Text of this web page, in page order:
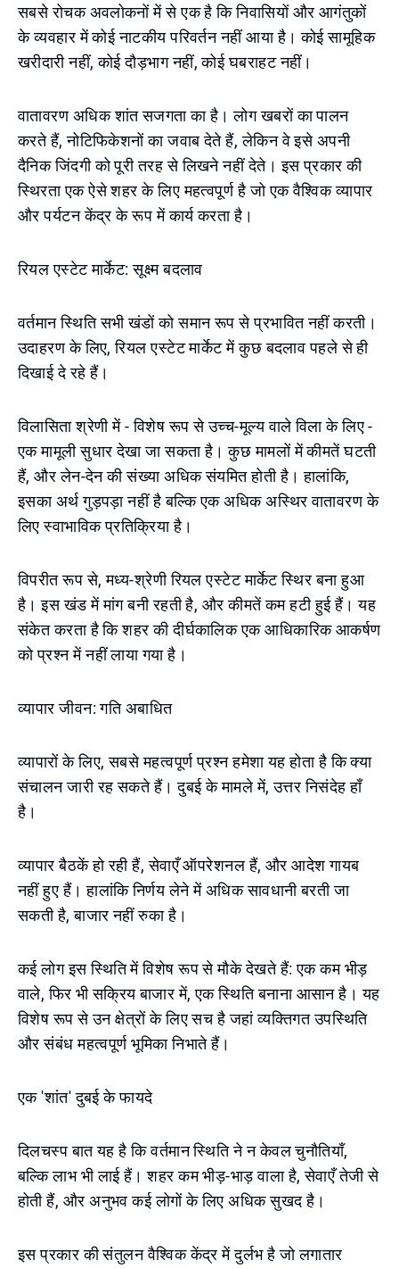
सबसे रोचक अवलोकनों में से एक है कि निवासियों और आगंतुकों
के व्यवहार में कोई नाटकीय परिवर्तन नहीं आया है। कोई सामूहिक
खरीदारी नहीं, कोई दौड़भाग नहीं, कोई घबराहट नहीं।
वातावरण अधिक शांत सजगता का है। लोग खबरों का पालन
करते हैं, नोटिफिकेशनों का जवाब देते हैं, लेकिन वे इसे अपनी
दैनिक जिंदगी को पूरी तरह से लिखने नहीं देते। इस प्रकार की
स्थिरता एक ऐसे शहर के लिए महत्वपूर्ण है जो एक वैश्विक व्यापार
और पर्यटन केंद्र के रूप में कार्य करता है।
रियल एस्टेट मार्केट: सूक्ष्म बदलाव
वर्तमान स्थिति सभी खंडों को समान रूप से प्रभावित नहीं करती।
उदाहरण के लिए, रियल एस्टेट मार्केट में कुछ बदलाव पहले से ही
दिखाई दे रहे हैं।
विलासिता श्रेणी में - विशेष रूप से उच्च-मूल्य वाले विला के लिए -
एक मामूली सुधार देखा जा सकता है। कुछ मामलों में कीमतें घटती
हैं, और लेन-देन की संख्या अधिक संयमित होती है। हालांकि,
इसका अर्थ गुड़पड़ा नहीं है बल्कि एक अधिक अस्थिर वातावरण के
लिए स्वाभाविक प्रतिक्रिया है।
विपरीत रूप से, मध्य-श्रेणी रियल एस्टेट मार्केट स्थिर बना हुआ
है। इस खंड में मांग बनी रहती है, और कीमतें कम हटी हुई हैं। यह
संकेत करता है कि शहर की दीर्घकालिक एक आधिकारिक आकर्षण
को प्रश्न में नहीं लाया गया है।
व्यापार जीवन: गति अबाधित
व्यापारों के लिए, सबसे महत्वपूर्ण प्रश्न हमेशा यह होता है कि क्या
संचालन जारी रह सकते हैं। दुबई के मामले में, उत्तर निसंदेह हाँ
है।
व्यापार बैठकें हो रही हैं, सेवाएँ ऑपरेशनल हैं, और आदेश गायब
नहीं हुए हैं। हालांकि निर्णय लेने में अधिक सावधानी बरती जा
सकती है, बाजार नहीं रुका है।
कई लोग इस स्थिति में विशेष रूप से मौके देखते हैं: एक कम भीड़
वाले, फिर भी सक्रिय बाजार में, एक स्थिति बनाना आसान है। यह
विशेष रूप से उन क्षेत्रों के लिए सच है जहां व्यक्तिगत उपस्थिति
और संबंध महत्वपूर्ण भूमिका निभाते हैं।
एक 'शांत' दुबई के फायदे
दिलचस्प बात यह है कि वर्तमान स्थिति ने न केवल चुनौतियाँ,
बल्कि लाभ भी लाई हैं। शहर कम भीड़-भाड़ वाला है, सेवाएँ तेजी से
होती हैं, और अनुभव कई लोगों के लिए अधिक सुखद है।
इस प्रकार की संतुलन वैश्विक केंद्र में दुर्लभ है जो लगातार